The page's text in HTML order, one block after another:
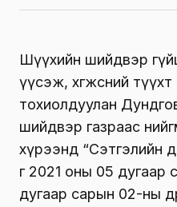
Шүүхийн шийдвэр
үүсэж, хөгжсөний
тохиолдуулан
шийдвэр газраас
хүрээнд “Сэтгэлийн
г 2021 оны 05 дугаар
дугаар сарын 02-ны